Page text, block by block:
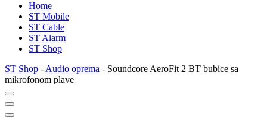
Home
ST Mobile
ST Cable
ST Alarm
ST Shop
ST Shop - Audio oprema - Soundcore AeroFit 2 BT bubice sa
mikrofonom plave